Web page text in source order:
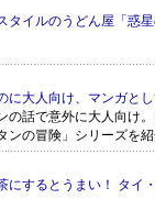
タイルのうどん屋「惑
に大人向け、マンガと
話で意外に大人向け
の冒険」シリーズを紹
にするとうまい！ タイ